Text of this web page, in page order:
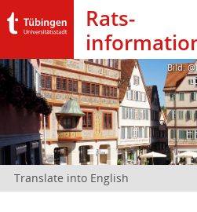
Rats­
Bild:
Translate into English